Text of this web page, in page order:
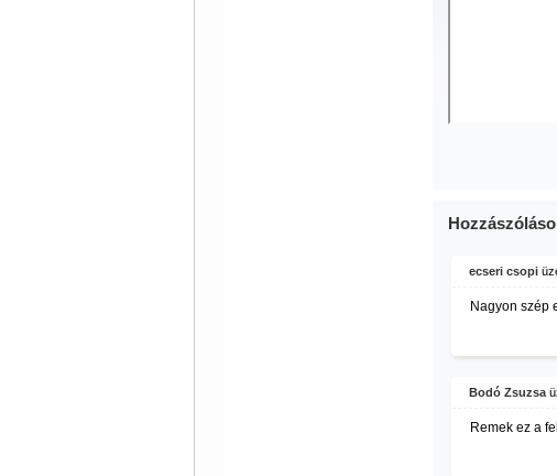
ecseri csopi
Nagyon szép
Bodó Zsuzsa
Remek ez a